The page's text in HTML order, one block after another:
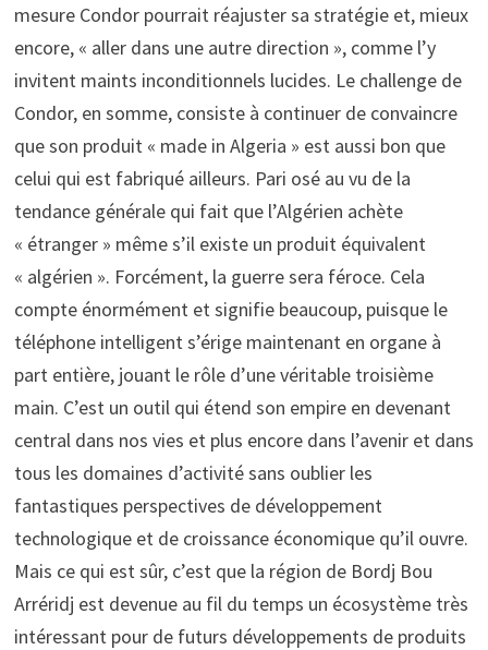
mesure Condor pourrait réajuster sa stratégie et, mieux
encore, « aller dans une autre direction », comme l’y
invitent maints inconditionnels lucides. Le challenge de
Condor, en somme, consiste à continuer de convaincre
que son produit « made in Algeria » est aussi bon que
celui qui est fabriqué ailleurs. Pari osé au vu de la
tendance générale qui fait que l’Algérien achète
« étranger » même s’il existe un produit équivalent
« algérien ». Forcément, la guerre sera féroce. Cela
compte énormément et signifie beaucoup, puisque le
téléphone intelligent s’érige maintenant en organe à
part entière, jouant le rôle d’une véritable troisième
main. C’est un outil qui étend son empire en devenant
central dans nos vies et plus encore dans l’avenir et dans
tous les domaines d’activité sans oublier les
fantastiques perspectives de développement
technologique et de croissance économique qu’il ouvre.
Mais ce qui est sûr, c’est que la région de Bordj Bou
Arréridj est devenue au fil du temps un écosystème très
intéressant pour de futurs développements de produits